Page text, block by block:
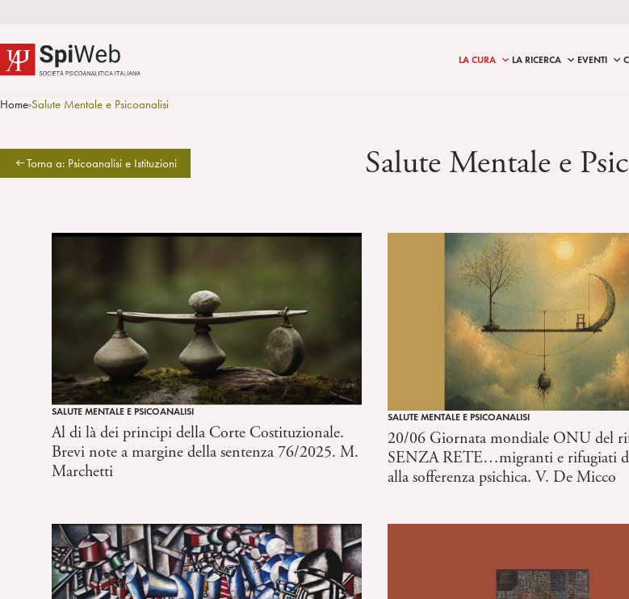
LA CURA LA RICERCA EVENTI
Home>Salute Mentale e Psicoanalisi
Torna a: Psicoanalisi e Istituzioni Salute Mentale e
SALUTE MENTALE E PSICOANALISI
Al di là dei principi della Corte Costituzionale.
Brevi note a margine della sentenza 76/2025. M.
Marchetti
SALUTE MENTALE E PSICOANALISI
20/06 Giornata mondiale ONU del
SENZA RETE…migranti e rifugiati
alla sofferenza psichica. V. De Micco